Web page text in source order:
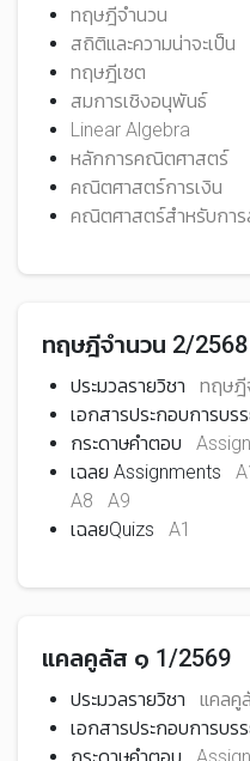
ทฤษฎีจำนวน
สถิติและความน่าจะเป็น
ทฤษฎีเซต
สมการเชิงอนุพันธ์
Linear Algebra
หลักการคณิตศาสตร์
คณิตศาสตร์การเงิน
คณิตศาสตร์สำหรับการ
ทฤษฎีจำนวน 2/2568
ประมวลรายวิชา
ทฤษฎี
เอกสารประกอบการบร
กระดาษคำตอบ
เฉลย Assignments
A8
A9
เฉลยQuizs
A1
แคลคูลัส ๑ 1/2569
ประมวลรายวิชา
แคลคู
เอกสารประกอบการบร